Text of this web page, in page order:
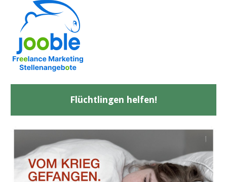
Flüchtlingen helfen!